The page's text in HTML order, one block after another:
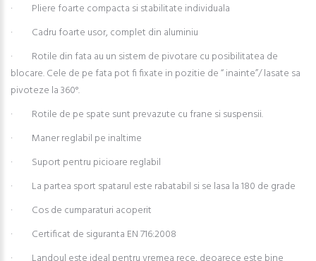
· Pliere foarte compacta si stabilitate individuala
· Cadru foarte usor, complet din aluminiu
· Rotile din fata au un sistem de pivotare cu posibilitatea de
blocare. Cele de pe fata pot fi fixate in pozitie de “ inainte”/ lasate sa
pivoteze la 360°.
· Rotile de pe spate sunt prevazute cu frane si suspensii.
· Maner reglabil pe inaltime
· Suport pentru picioare reglabil
· La partea sport spatarul este rabatabil si se lasa la 180 de grade
· Cos de cumparaturi acoperit
· Certificat de siguranta EN 716:2008